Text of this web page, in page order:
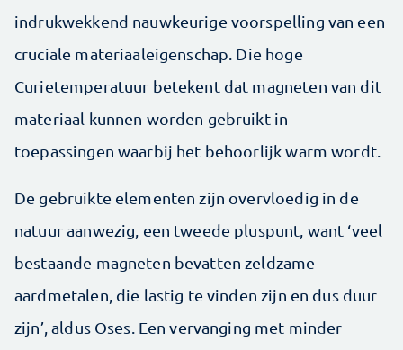
indrukwekkend nauwkeurige voorspelling van een
cruciale materiaaleigenschap. Die hoge
Curietemperatuur betekent dat magneten van dit
materiaal kunnen worden gebruikt in
toepassingen waarbij het behoorlijk warm wordt.
De gebruikte elementen zijn overvloedig in de
natuur aanwezig, een tweede pluspunt, want ‘veel
bestaande magneten bevatten zeldzame
aardmetalen, die lastig te vinden zijn en dus duur
zijn’, aldus Oses. Een vervanging met minder